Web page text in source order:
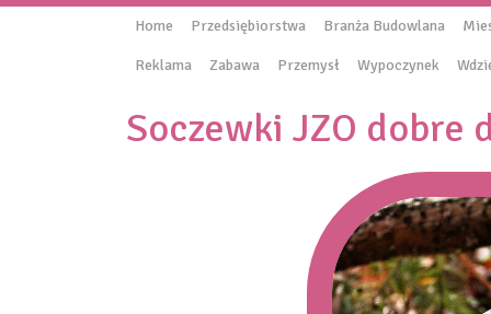
Home Przedsiębiorstwa Branża Budowlana
Reklama Zabawa Przemysł Wypoczynek
Soczewki JZO dobre